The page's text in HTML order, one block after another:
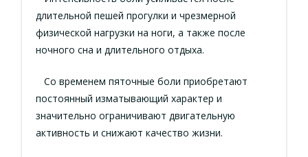
длительной пешей прогулки и чрезмерной
физической нагрузки на ноги, а также после
ночного сна и длительного отдыха.
Со временем пяточные боли приобретают
постоянный изматывающий характер и
значительно ограничивают двигательную
активность и снижают качество жизни.